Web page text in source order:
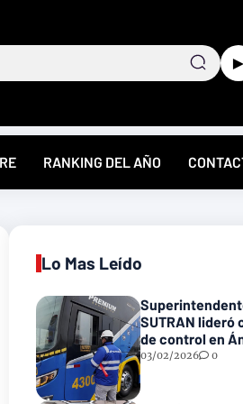
►
RANKING DEL AÑO
Lo Mas Leído
SUTRAN lideró
de control en
para fortalecer la
03/02/2026 0